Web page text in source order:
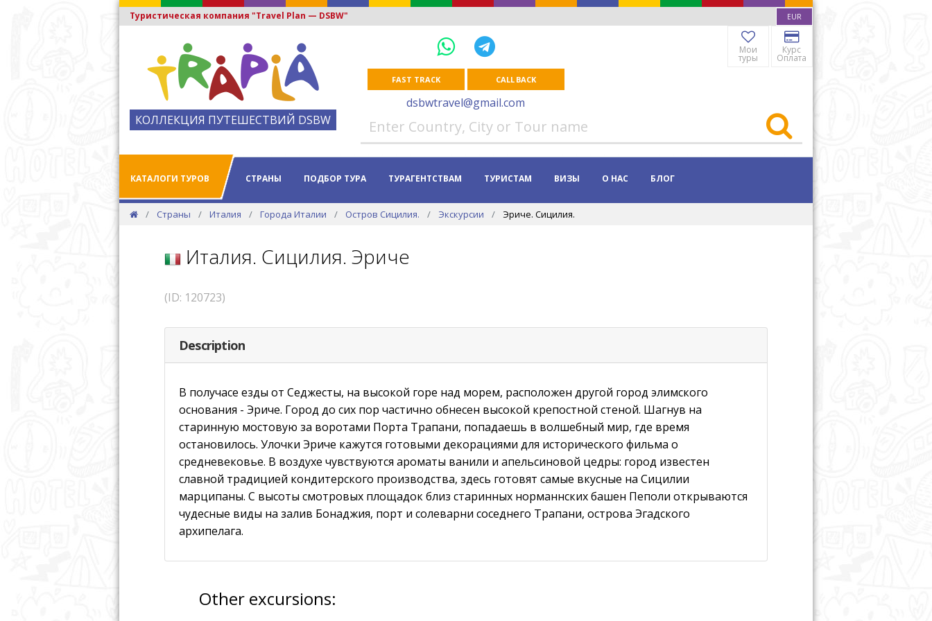
Туристическая компания "Travel Plan — DSBW" EUR
КОЛЛЕКЦИЯ ПУТЕШЕСТВИЙ DSBW
FAST TRACK CALL BACK
dsbwtravel@gmail.com
Мои
туры
Курс
Оплата
КАТАЛОГИ ТУРОВ СТРАНЫ ПОДБОР ТУРА ТУРАГЕНТСТВАМ ТУРИСТАМ ВИЗЫ О НАС БЛОГ
Страны Италия Города Италии Остров Сицилия. Экскурсии Эриче. Сицилия.
Италия. Сицилия. Эриче
(ID: 120723)
Description
В получасе езды от Седжесты, на высокой горе над морем, расположен другой город элимского
основания - Эриче. Город до сих пор частично обнесен высокой крепостной стеной. Шагнув на
старинную мостовую за воротами Порта Трапани, попадаешь в волшебный мир, где время
остановилось. Улочки Эриче кажутся готовыми декорациями для исторического фильма о
средневековье. В воздухе чувствуются ароматы ванили и апельсиновой цедры: город известен
славной традицией кондитерского производства, здесь готовят самые вкусные на Сицилии
марципаны. С высоты смотровых площадок близ старинных норманнских башен Пеполи открываются
чудесные виды на залив Бонаджия, порт и солеварни соседнего Трапани, острова Эгадского
архипелага.
Other excursions: